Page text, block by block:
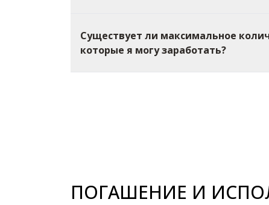
Существует ли максимальное
которые я могу заработать?
ПОГАШЕНИЕ И